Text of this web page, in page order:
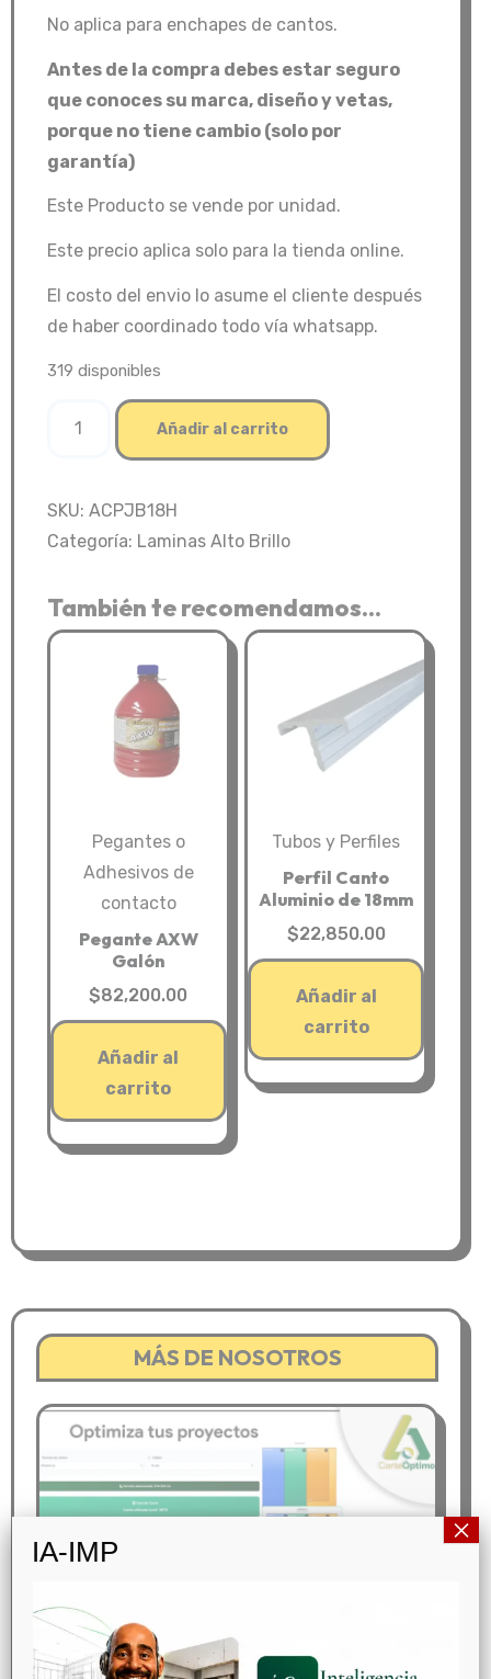
No aplica para enchapes de cantos.
Antes de la compra debes estar seguro
que conoces su marca, diseño y vetas,
porque no tiene cambio (solo por
garantía)
Este Producto se vende por unidad.
Este precio aplica solo para la tienda online.
El costo del envio lo asume el cliente después
de haber coordinado todo vía whatsapp.
319 disponibles
project
Blanco
brillo
19mm
Añadir al carrito
SKU: ACPJB18H
Categoría: Laminas Alto Brillo
También te recomendamos…
Pegantes o
Adhesivos de
contacto
Pegante AXW
Galón
$82,200.00
Añadir al
carrito
Tubos y Perfiles
Perfil Canto
Aluminio de 18mm
$22,850.00
Añadir al
carrito
MÁS DE NOSOTROS
IMPORAPP
IA-IMP
×